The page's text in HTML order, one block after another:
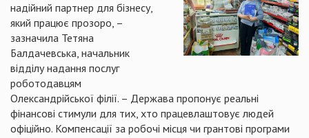
надійний партнер для бізнесу,
який працює прозоро, –
зазначила Тетяна
Балдачевська, начальник
відділу надання послуг
роботодавцям
Олександрійської філії. – Держава пропонує реальні
фінансові стимули для тих, хто працевлаштовує людей
офіційно. Компенсації за робочі місця чи грантові програми